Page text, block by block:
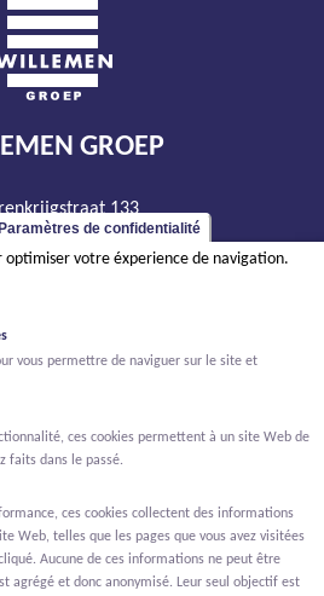
GROEP
133
- 2800 Malines
+32 15 569 965
département Malines
Paramètres de confidentialité
optimiser votre éxperience de navigation.
vous permettre de naviguer sur le site et
ces cookies permettent à un site Web de
faits dans le passé.
ces cookies collectent des informations
Web, telles que les pages que vous avez visitées
Aucune de ces informations ne peut être
agrégé et donc anonymisé. Leur seul objectif est